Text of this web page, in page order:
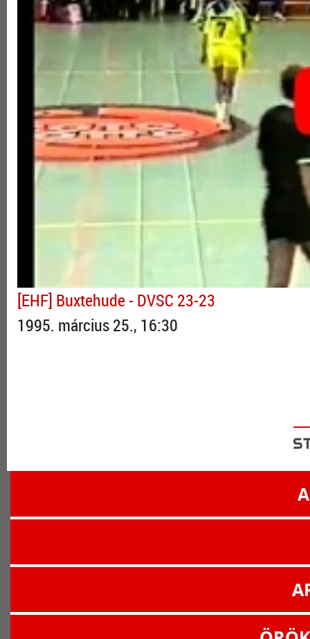
[EHF] Buxtehude - DVSC 23-23
1995. március 25., 16:30